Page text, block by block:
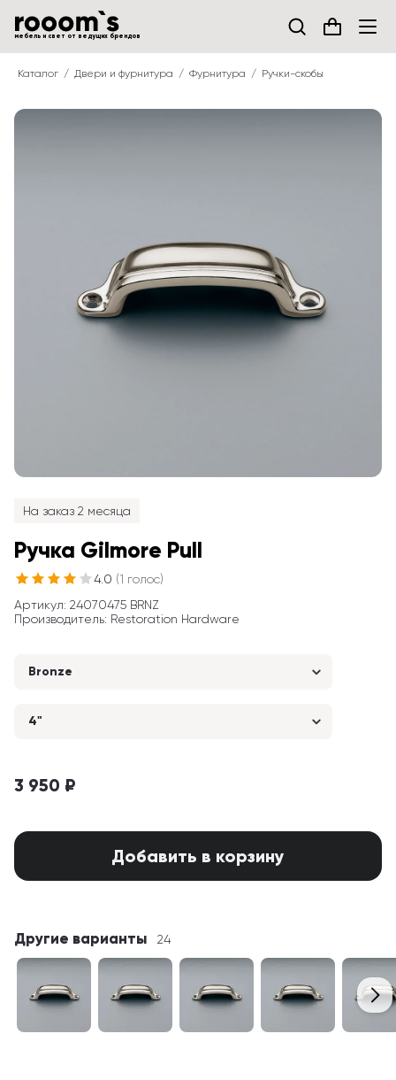
мебель и свет от ведущих брендов
Каталог Двери и фурнитура Фурнитура Ручки-скобы
На заказ 2 месяца
Ручка Gilmore Pull
4.0 (1 голос)
Артикул: 24070475 BRNZ
Производитель: Restoration Hardware
Bronze
4"
3 950 ₽
Добавить в корзину
Другие варианты 24